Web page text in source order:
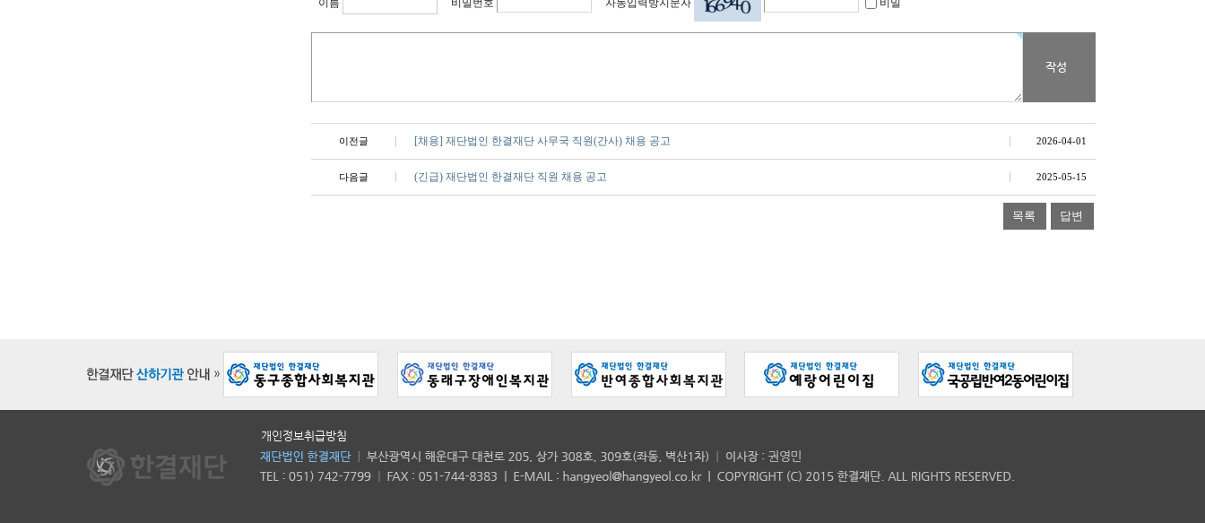
이전글 [채용] 재단법인 한결재단 사무국 직원(간사) 채용 공고 2026-04-01
다음글 (긴급) 재단법인 한결재단 직원 채용 공고 2025-05-15
목록 답변
개인정보취급방침